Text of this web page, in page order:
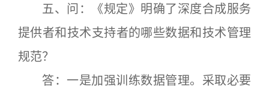
五、问：《规定》明确了深度合成服务
提供者和技术支持者的哪些数据和技术管理
规范？
答：一是加强训练数据管理。采取必要